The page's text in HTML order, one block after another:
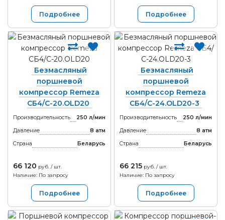
Подробнее Подробнее
Безмасляный
поршневой
компрессор Remeza
СБ4/C-20.OLD20
Производительность
250 л/мин
Давление
8 атм
Страна
Беларусь
66 120 руб. / шт.
Наличие: По запросу
Подробнее
Безмасляный
поршневой
компрессор Remeza
СБ4/С-24.OLD20-3
Производительность
250 л/мин
Давление
8 атм
Страна
Беларусь
66 215 руб. / шт.
Наличие: По запросу
Подробнее